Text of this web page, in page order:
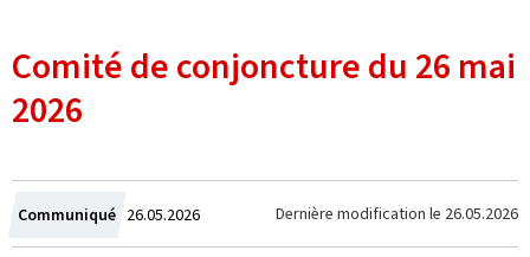
Comité de conjoncture du 26 mai
2026
Communiqué Crée
le
26.05.2026 Dernière modification le 26.05.2026